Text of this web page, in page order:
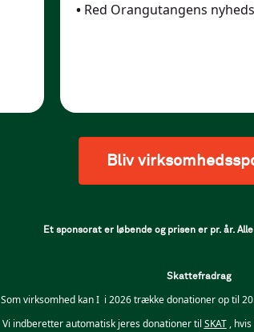
• Red Orangutangens
Bliv
Et sponsorat er løbende og prisen er pr. år.
Skattefradrag
Som virksomhed kan I i 2026 trække donationer op til
Vi indberetter automatisk jeres donationer til SKAT, hvis